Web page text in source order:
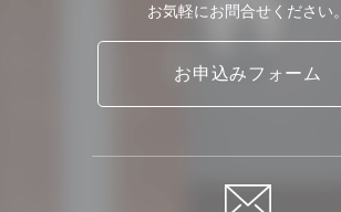
お気軽にお問合せください。
お申込みフォーム